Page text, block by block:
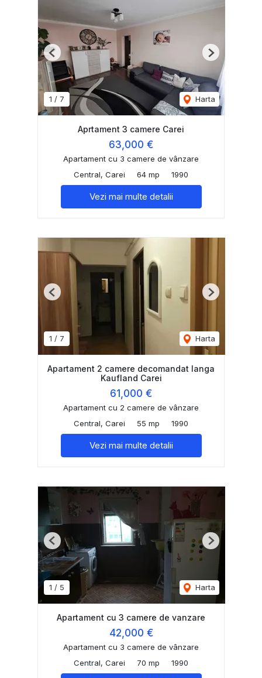
1 / 7 Harta
Previous Next
Aprtament 3 camere Carei
63,000 €
Apartament cu 3 camere de vânzare
Central, Carei
64 mp 1990
Vezi mai multe detalii
1 / 7 Harta
Previous Next
Apartament 2 camere decomandat langa
Kaufland Carei
61,000 €
Apartament cu 2 camere de vânzare
Central, Carei
55 mp 1990
Vezi mai multe detalii
1 / 5 Harta
Previous Next
Apartament cu 3 camere de vanzare
42,000 €
Apartament cu 3 camere de vânzare
Central, Carei
70 mp 1990